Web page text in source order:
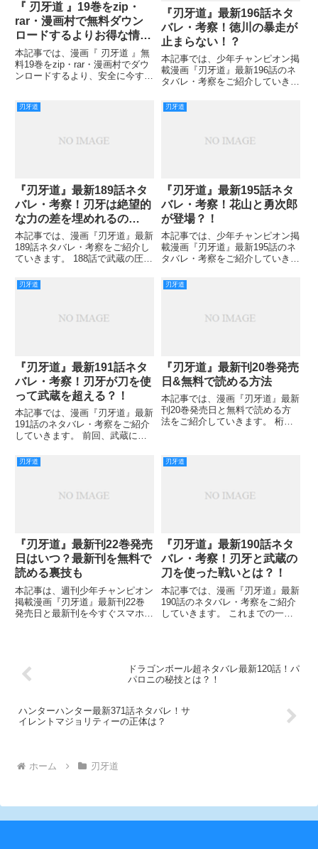
『 刃牙道 』19巻をzip・
rar・漫画村で無料ダウン
ロードするよりお得な情
報！
本記事では、漫画『 刃牙道 』無
料19巻をzip・rar・漫画村でダウ
ンロードするより、安全に今すぐ
は、宮本武蔵VS花山薫といった
『刃牙道』最新196話ネタ
バレ・考察！徳川の暴走が
止まらない！？
本記事では、少年チャンピオン掲
載漫画『刃牙道』最新196話のネ
タバレ・考察をご紹介していきま
連れて行かれたのはスカイツリー
ね。 しかし徳川と研究者の野
刃牙道
『刃牙道』最新189話ネタ
バレ・考察！刃牙は絶望的
な力の差を埋めれるの
か？！
本記事では、漫画『刃牙道』最新
189話ネタバレ・考察をご紹介し
ていきます。 188話で武蔵の圧倒
なく倒されてしまう刃牙。 ゴキ
ブリの動きも、体を極限まで柔ら
や攻撃を与えることもでき
刃牙道
『刃牙道』最新195話ネタ
バレ・考察！花山と勇次郎
が登場？！
本記事では、少年チャンピオン掲
載漫画『刃牙道』最新195話のネ
タバレ・考察をご紹介していきま
蔵に勝つことなく、徳川寒子によ
り武蔵は元の世界に送られまし
が敬意を持って見送ったことから
刃牙道
『刃牙道』最新191話ネタ
バレ・考察！刃牙が刀を使
って武蔵を超える？！
本記事では、漫画『刃牙道』最新
191話のネタバレ・考察をご紹介
していきます。 前回、武蔵に刀
が、その狙いは両手を封じること
にありました。 二天一流の真似
て奇襲など予想外の行動で驚か
刃牙道
『刃牙道』最新刊20巻発売
日&無料で読める方法
本記事では、漫画『刃牙道』最新
刊20巻発売日と無料で読める方
法をご紹介していきます。 桁外
戸時代の剣豪が現代に復活し、主
人公と戦うという奇想天外なスト
刃牙道
『刃牙道』最新刊22巻発売
日はいつ？最新刊を無料で
読める裏技も
本記事は、週刊少年チャンピオン
掲載漫画『刃牙道』最新刊22巻
発売日と最新刊を今すぐスマホで
場で対決した二人でしたが、バキ
刃牙道
『刃牙道』最新190話ネタ
バレ・考察！刃牙と武蔵の
刀を使った戦いとは？！
本記事では、漫画『刃牙道』最新
190話のネタバレ・考察をご紹介
していきます。 これまでの一方
し、自分も刀を握ります。 日常
ドラゴンボール超ネタバレ最新120話！パ
パロニの秘技とは？！
ハンターハンター最新371話ネタバレ！サ
イレントマジョリティーの正体は？
ホーム 刃牙道